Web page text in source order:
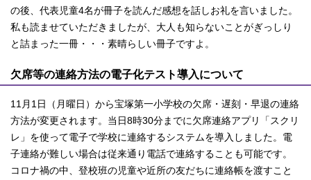
の後、代表児童4名が冊子を読んだ感想を話しお礼を言いました。
私も読ませていただきましたが、大人も知らないことがぎっしり
と詰まった一冊・・・素晴らしい冊子ですよ。
欠席等の連絡方法の電子化テスト導入について
11月1日（月曜日）から宝塚第一小学校の欠席・遅刻・早退の連絡
方法が変更されます。当日8時30分までに欠席連絡アプリ「スクリ
レ」を使って電子で学校に連絡するシステムを導入しました。電
子連絡が難しい場合は従来通り電話で連絡することも可能です。
コロナ禍の中、登校班の児童や近所の友だちに連絡帳を渡すこと